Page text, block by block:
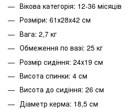
Вікова категорія: 12-36 місяців
Розміри: 61х28х42 см
Вага: 2,7 кг
Обмеження по вазі: 25 кг
Розмір сидіння: 24х19 см
Висота спинки: 4 см
Висота до сидіння: 26 см
Діаметр керма: 18,5 см